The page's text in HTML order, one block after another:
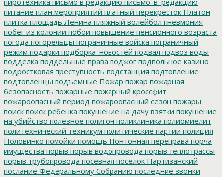
питание план мероприятий платный перекресток Платон
плитка площадь Ленина пляжный волейбол пневмония
побег из колонии побои повышение пенсионного возраста
погода погорельцы пограничные войска пограничный
режим подарки подборка_новостей подвал подвоз воды
подделка поддельные права поджог подпольное казино
подростковая преступность подстанция подтопление
подтопленцы подъемные Пожар пожар пожарная
безопасность пожарные пожарный кроссфит
пожароопасный период пожароопасный сезон пожары
поиск поиск ребенка покушение на дачу взятки покушение
на убийство полезное полигон поликлиника полиомиелит
политехнический техникум политические партии полиция
Половинко помойки помощь Понтонная переправа порча
имущества порыв порыв водопровода порыв теплотрассы
порыв трубопровода посевная поселок Партизанский
послание Федеральному Собранию последние звонки